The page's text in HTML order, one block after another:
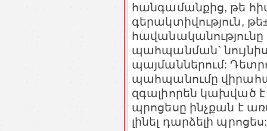
հանգամանքից, թե
գերակտիվություն,
պահպանման`
պայմաններում:
պահպանումը
զգալիորեն կախված
պրոցեսը ինչքան է
լինել դարձելի պրոցես: